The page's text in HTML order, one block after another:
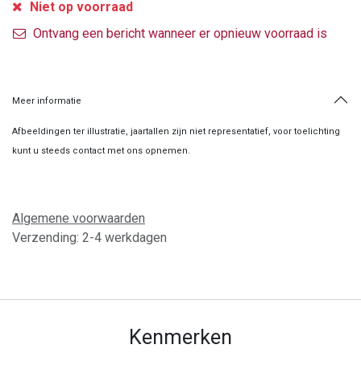
Niet op voorraad
Ontvang een bericht wanneer er opnieuw voorraad is
Meer informatie
Afbeeldingen ter illustratie, jaartallen zijn niet representatief, voor toelichting
kunt u steeds contact met ons opnemen.
Algemene voorwaarden
Verzending: 2-4 werkdagen
Kenmerken